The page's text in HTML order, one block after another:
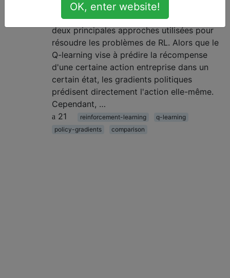
Pour autant que je sache, le Q-learning et
les gradients de politique (PG) sont les
deux principales approches utilisées pour
résoudre les problèmes de RL. Alors que le
Q-learning vise à prédire la récompense
d'une certaine action entreprise dans un
certain état, les gradients politiques
prédisent directement l'action elle-même.
Cependant, …
21
reinforcement-learning
q-learning
policy-gradients
comparison
OK, enter website!